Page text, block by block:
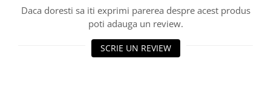
Daca doresti sa iti exprimi parerea despre acest produs
poti adauga un review.
SCRIE UN REVIEW